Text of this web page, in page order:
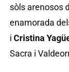
sòls arenosos
enamorada
i Cristina
Sacra i